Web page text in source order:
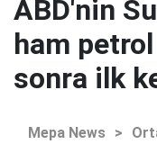
ABD'nin
ham petrol
sonra ilk
Mepa News >